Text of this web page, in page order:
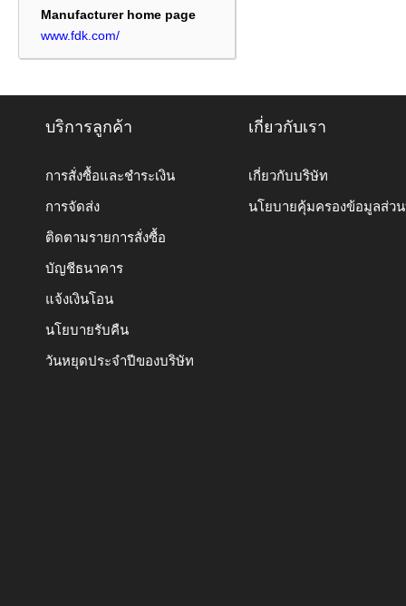
Manufacturer home page
www.fdk.com/
บริการลูกค้า
การสั่งซื้อและชำระเงิน
การจัดส่ง
ติดตามรายการสั่งซื้อ
บัญชีธนาคาร
แจ้งเงินโอน
นโยบายรับคืน
วันหยุดประจำปีของบริษัท
เกี่ยวกับเรา
เกี่ยวกับบริษัท
นโยบายคุ้มครองข้อมูลส่ว